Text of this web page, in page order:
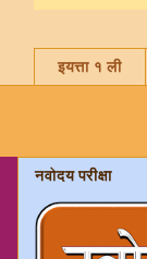
इयत्ता १ ली
नवोदय परीक्षा